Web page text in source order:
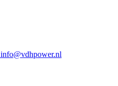
info@vdhpower.nl